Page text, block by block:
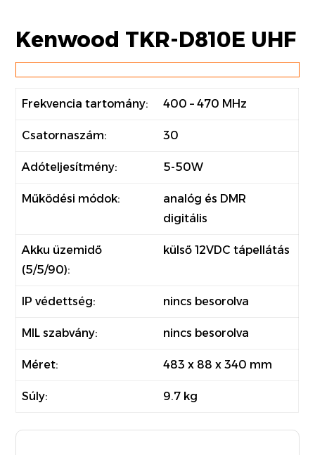
Kenwood TKR-D810E UHF
Frekvencia tartomány: 400 – 470 MHz
Csatornaszám: 30
Adóteljesítmény: 5-50W
Működési módok:
analóg és DMR
digitális
Akku üzemidő
(5/5/90):
külső 12VDC tápellátás
IP védettség: nincs besorolva
MIL szabvány: nincs besorolva
Méret: 483 x 88 x 340 mm
Súly: 9.7 kg